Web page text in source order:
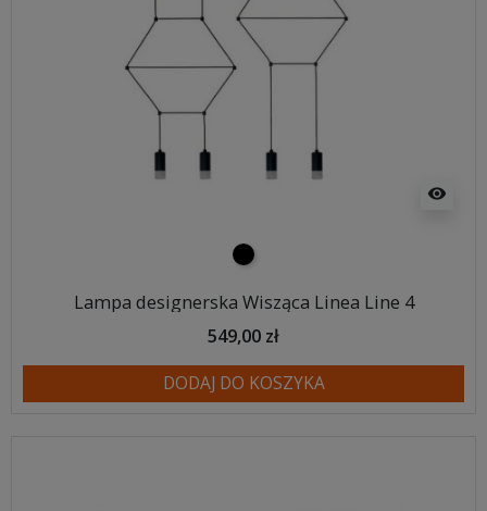
visibility
czarny
Lampa designerska Wisząca Linea Line 4
549,00 zł
DODAJ DO KOSZYKA